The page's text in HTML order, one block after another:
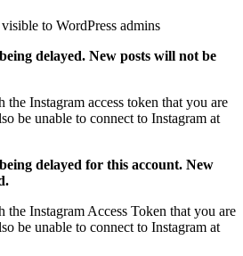
to WordPress admins
delayed. New posts will not be
the Instagram access token that you are
be unable to connect to Instagram at
delayed for this account. New
the Instagram Access Token that you are
be unable to connect to Instagram at